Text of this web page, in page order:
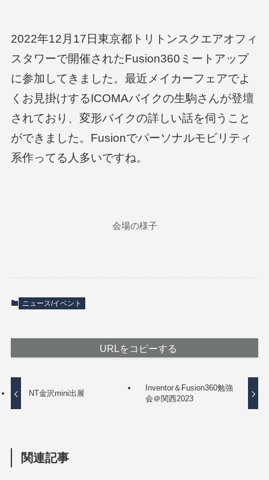
2022年12月17日東京都トリトンスクエアオフィ
スタワーで開催されたFusion360ミートアップ
に参加してきました。最近メイカーフェアでよ
くお見掛けするICOMAバイクの生駒さんが登壇
されており、変形バイクの詳しい話を伺うこと
ができました。Fusionでパーソナルモビリティ
系作ってる人多いですね。
会場の様子
ニュース/イベント
URLをコピーする
NT金沢mini出展
Inventor＆Fusion360勉強
会＠関西2023
関連記事